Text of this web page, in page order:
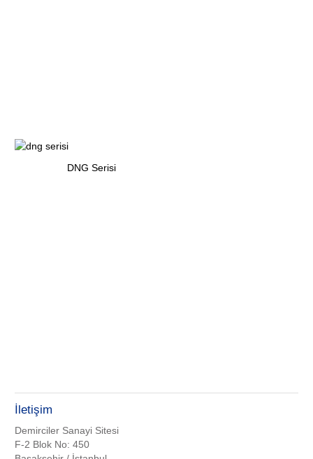
DNG Serisi
İletişim
Demirciler Sanayi Sitesi
F-2 Blok No: 450